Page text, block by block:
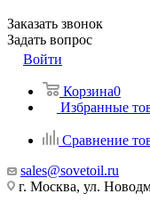
Заказать звонок
Задать вопрос
Войти
Корзина0
Избранные
Сравнение
sales@sovetoil.ru
г. Москва, ул.